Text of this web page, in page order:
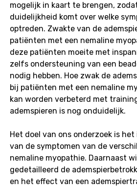
mogelijk in kaart te brengen,
duidelijkheid komt over welke
optreden. Zwakte van de
patiënten met een nemaline
deze patiënten moeite met
zelfs ondersteuning van een
nodig hebben. Hoe zwak de
bij patiënten met een nemaline
kan worden verbeterd met
ademspieren is nog onduidelijk.
Het doel van ons onderzoek is
van de symptomen van de
nemaline myopathie. Daarnaast
gedetailleerd de
en het effect van een